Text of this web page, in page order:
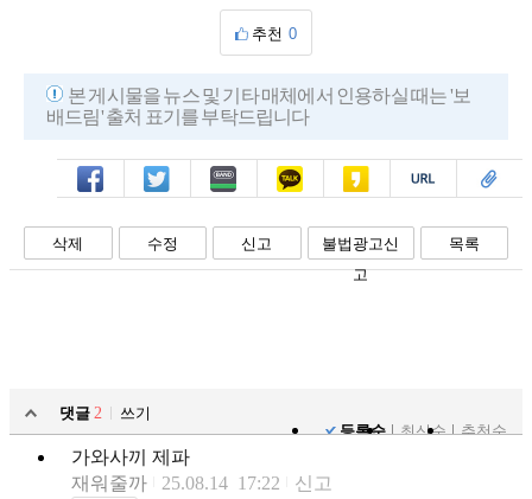
추천 0
본 게시물을 뉴스 및 기타 매체에서 인용하실 때는 '보
배드림' 출처 표기를 부탁드립니다
페북 트윗 밴드 카톡 카스 복사 스크랩
삭제 수정 신고
불법광고신
고
목록
댓글 2
쓰기
등록순
최신순 추천순
가와사끼 제파
재워줄까
25.08.14 17:22 신고